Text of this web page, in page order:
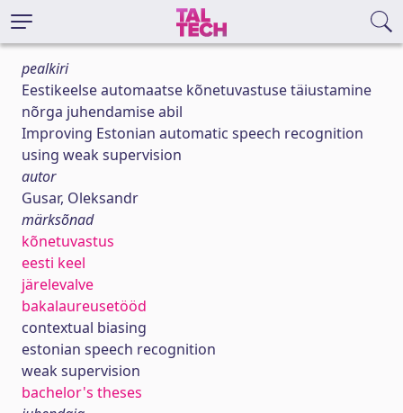
pealkiri
Eestikeelse automaatse kõnetuvastuse täiustamine
nõrga juhendamise abil
Improving Estonian automatic speech recognition
using weak supervision
autor
Gusar, Oleksandr
märksõnad
kõnetuvastus
eesti keel
järelevalve
bakalaureusetööd
contextual biasing
estonian speech recognition
weak supervision
bachelor's theses